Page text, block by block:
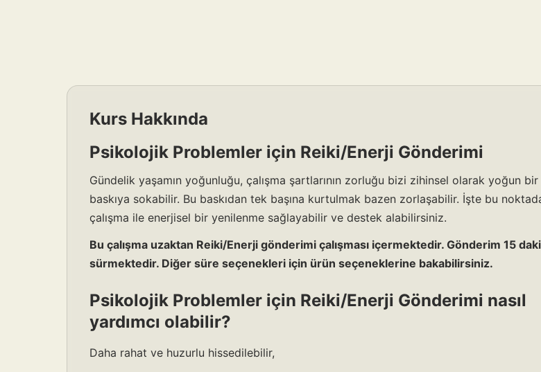
Kurs Hakkında
Psikolojik Problemler için Reiki/Enerji Gönderimi
Gündelik yaşamın yoğunluğu, çalışma şartlarının zorluğu bizi zihinsel olarak yoğun bir
baskıya sokabilir. Bu baskıdan tek başına kurtulmak bazen zorlaşabilir. İşte bu
çalışma ile enerjisel bir yenilenme sağlayabilir ve destek alabilirsiniz.
Bu çalışma uzaktan Reiki/Enerji gönderimi çalışması içermektedir. Gönderim 15
sürmektedir. Diğer süre seçenekleri için ürün seçeneklerine bakabilirsiniz.
Psikolojik Problemler için Reiki/Enerji Gönderimi nasıl
yardımcı olabilir?
Daha rahat ve huzurlu hissedilebilir,